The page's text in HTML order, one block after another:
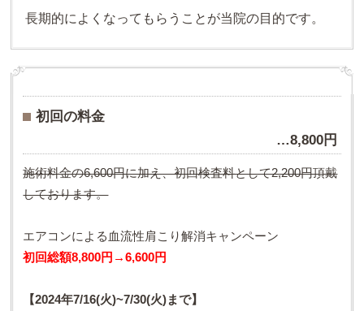
長期的によくなってもらうことが当院の目的です。
初回の料金
…8,800円
施術料金の6,600円に加え、初回検査料として2,200円頂戴
しております。
エアコンによる血流性肩こり解消キャンペーン
初回総額8,800円→6,600円
【2024年7/16(火)~7/30(火)まで】